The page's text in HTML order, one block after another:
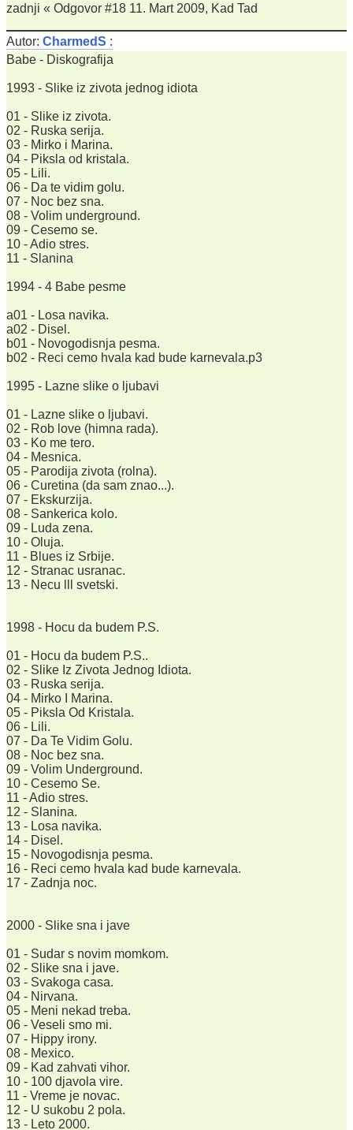
zadnji « Odgovor #18 11. Mart 2009, Kad Tad
Autor: CharmedS :
Babe - Diskografija
1993 - Slike iz zivota jednog idiota
01 - Slike iz zivota.
02 - Ruska serija.
03 - Mirko i Marina.
04 - Piksla od kristala.
05 - Lili.
06 - Da te vidim golu.
07 - Noc bez sna.
08 - Volim underground.
09 - Cesemo se.
10 - Adio stres.
11 - Slanina
1994 - 4 Babe pesme
a01 - Losa navika.
a02 - Disel.
b01 - Novogodisnja pesma.
b02 - Reci cemo hvala kad bude karnevala.p3
1995 - Lazne slike o ljubavi
01 - Lazne slike o ljubavi.
02 - Rob love (himna rada).
03 - Ko me tero.
04 - Mesnica.
05 - Parodija zivota (rolna).
06 - Curetina (da sam znao...).
07 - Ekskurzija.
08 - Sankerica kolo.
09 - Luda zena.
10 - Oluja.
11 - Blues iz Srbije.
12 - Stranac usranac.
13 - Necu lll svetski.
1998 - Hocu da budem P.S.
01 - Hocu da budem P.S..
02 - Slike Iz Zivota Jednog Idiota.
03 - Ruska serija.
04 - Mirko I Marina.
05 - Piksla Od Kristala.
06 - Lili.
07 - Da Te Vidim Golu.
08 - Noc bez sna.
09 - Volim Underground.
10 - Cesemo Se.
11 - Adio stres.
12 - Slanina.
13 - Losa navika.
14 - Disel.
15 - Novogodisnja pesma.
16 - Reci cemo hvala kad bude karnevala.
17 - Zadnja noc.
2000 - Slike sna i jave
01 - Sudar s novim momkom.
02 - Slike sna i jave.
03 - Svakoga casa.
04 - Nirvana.
05 - Meni nekad treba.
06 - Veseli smo mi.
07 - Hippy irony.
08 - Mexico.
09 - Kad zahvati vihor.
10 - 100 djavola vire.
11 - Vreme je novac.
12 - U sukobu 2 pola.
13 - Leto 2000.